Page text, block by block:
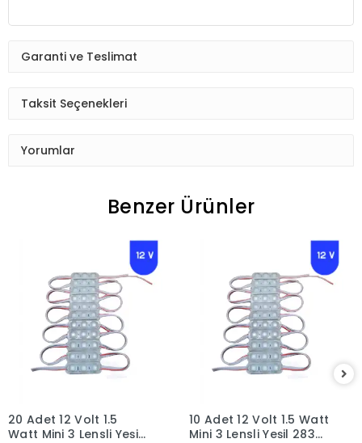
Garanti ve Teslimat
Taksit Seçenekleri
Yorumlar
Benzer Ürünler
20 Adet 12 Volt 1.5
Watt Mini 3 Lensli Yeşil
10 Adet 12 Volt 1.5 Watt
Mini 3 Lensli Yeşil 2835